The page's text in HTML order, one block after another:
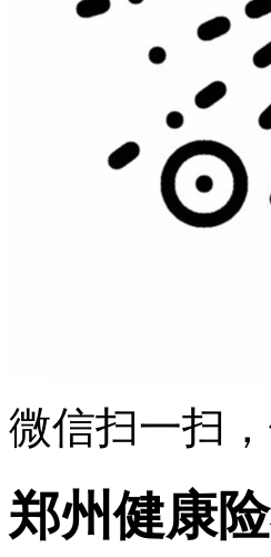
微信扫一扫
郑州健康